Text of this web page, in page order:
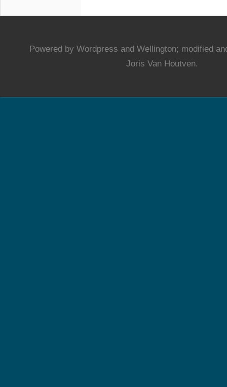
Powered by Wordpress and Wellington; modified
Joris Van Houtven.